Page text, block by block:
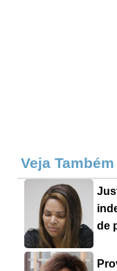
Veja Também
de